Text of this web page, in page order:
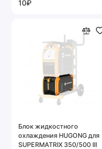
10₽
Блок жидкостного
охлаждения HUGONG для
SUPERMATRIX 350/500 III